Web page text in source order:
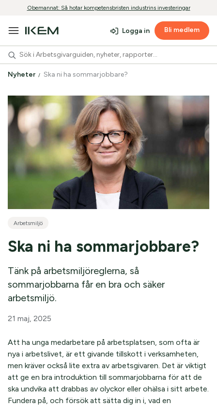
Obemannat: Så hotar kompetensbristen industrins investeringar
Logga in Bli medlem
Nyheter Ska ni ha sommarjobbare?
Arbetsmiljö
Ska ni ha sommarjobbare?
Tänk på arbetsmiljöreglerna, så
sommarjobbarna får en bra och säker
arbetsmiljö.
21 maj, 2025
Att ha unga medarbetare på arbetsplatsen, som ofta är
nya i arbetslivet, är ett givande tillskott i verksamheten,
men kräver också lite extra av arbetsgivaren. Det är viktigt
att ge en bra introduktion till sommarjobbarna för att de
ska undvika att drabbas av olyckor eller ohälsa i sitt arbete.
Fundera på, och försök att sätta dig in i, vad en